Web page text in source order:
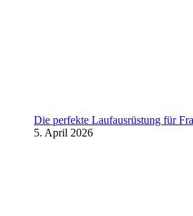
Die perfekte Laufausrüstung für
5. April 2026